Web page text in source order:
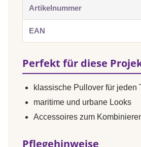
Artikelnummer
EAN
Perfekt für diese
klassische Pullover für jeden
maritime und urbane Looks
Accessoires zum
Pflegehinweise